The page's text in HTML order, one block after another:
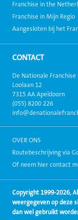
Franchise in the
Franchise in Mijn Regio
Aangesloten bij het
CONTACT
De Nationale Franchise
Loolaan 12
7315 AA Apeldoorn
(055) 8200 226
OVER ONS
Routebeschrijving via
Of neem hier contact
Copyright 1999-2026,
weergegeven op deze
dan wel gebruikt